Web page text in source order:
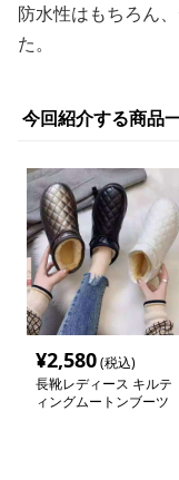
防水性はもちろん
た。
今回紹介する商品
¥2,580(税込)
長靴レディース キルテ
ィングムートンブーツ